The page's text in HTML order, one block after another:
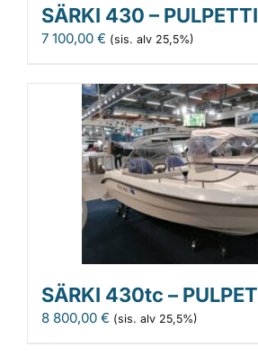
SÄRKI 430 –
7 100,00 € (sis. alv 25,5%)
SÄRKI 430tc –
8 800,00 € (sis. alv 25,5%)